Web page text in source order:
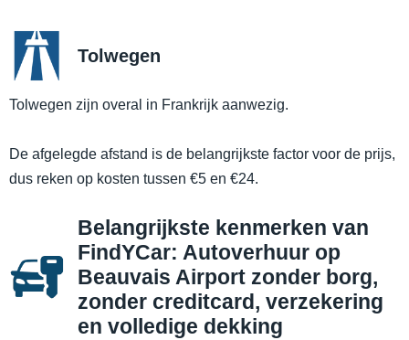
Tolwegen
Tolwegen zijn overal in Frankrijk aanwezig.
De afgelegde afstand is de belangrijkste factor voor de prijs,
dus reken op kosten tussen €5 en €24.
Belangrijkste kenmerken van
FindYCar: Autoverhuur op
Beauvais Airport zonder borg,
zonder creditcard, verzekering
en volledige dekking